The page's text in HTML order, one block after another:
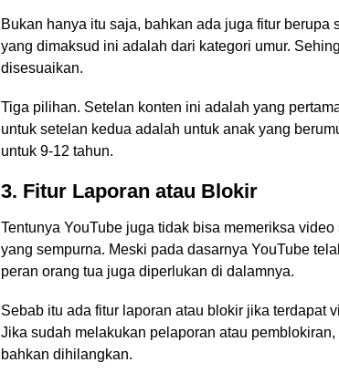
Bukan hanya itu saja, bahkan ada juga fitur
yang dimaksud ini adalah dari kategori umur.
disesuaikan.
Tiga pilihan. Setelan konten ini adalah yang
untuk setelan kedua adalah untuk anak yang
untuk 9-12 tahun.
3. Fitur Laporan atau Blokir
Tentunya YouTube juga tidak bisa memeriksa
yang sempurna. Meski pada dasarnya YouTube
peran orang tua juga diperlukan di dalamnya.
Sebab itu ada fitur laporan atau blokir jika terdapat
Jika sudah melakukan pelaporan atau
bahkan dihilangkan.